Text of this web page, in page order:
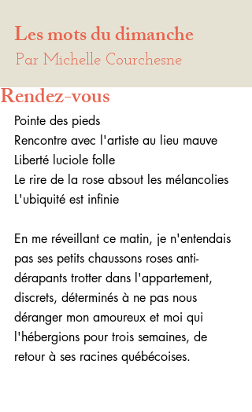
Les mots du dimanche
Par Michelle Courchesne
Rendez-vous
Pointe des pieds
Rencontre avec l'artiste au lieu mauve
Liberté luciole folle
Le rire de la rose absout les mélancolies
L'ubiquité est infinie
En me réveillant ce matin, je n'entendais
pas ses petits chaussons roses anti-
dérapants trotter dans l'appartement,
discrets, déterminés à ne pas nous
déranger mon amoureux et moi qui
l'hébergions pour trois semaines, de
retour à ses racines québécoises.